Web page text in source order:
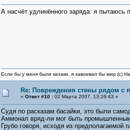
А насчёт удлинённого заряда: я пытаюсь
Если бы у меня были казаки, я завоевал бы мир (с)
Re: Повреждения стены рядом с
« Ответ #10 : 02 Марта 2007, 13:26:43 »
Судя по расказам басайки, это были
Аммонал вряд-ли мог быть
Грубо говоря, исходя из